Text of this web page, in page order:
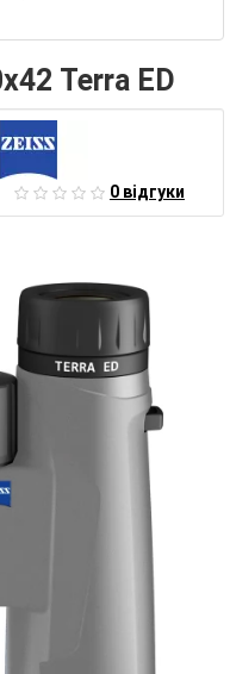
Terra ED
0 відгуки